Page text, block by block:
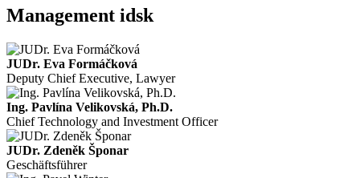
Management idsk
JUDr. Eva Formáčková
Deputy Chief Executive, Lawyer
Ing. Pavlína Velikovská, Ph.D.
Chief Technology and Investment Officer
JUDr. Zdeněk Šponar
Geschäftsführer